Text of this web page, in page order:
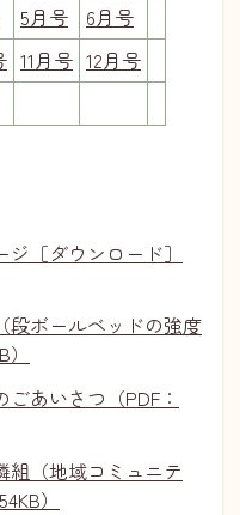
5月号
6月号
11月号 12月号
ジ［ダウンロード］
段ボールベッドの強度
ごあいさつ（PDF：
組（地域コミュニテ
）